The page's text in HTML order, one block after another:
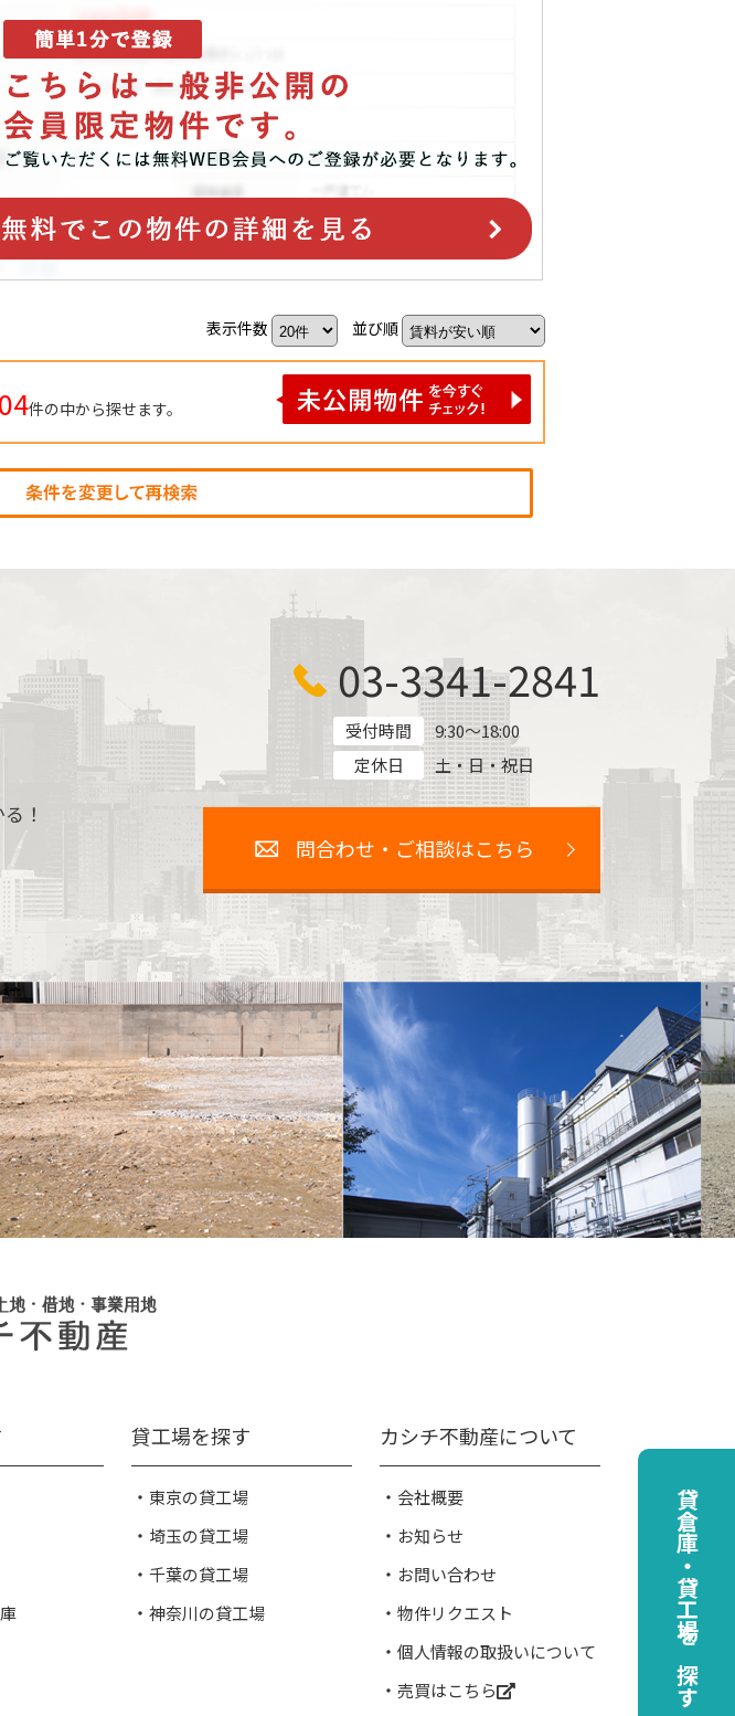
表示件数 並び順
件の中から探せます。
貸倉庫・貸工場を探す
！
03-3341-2841
受付時間
9:30～18:00
定休日
土・日・祝日
問合わせ・ご相談はこちら
貸工場を探す
東京の貸工場
埼玉の貸工場
千葉の貸工場
神奈川の貸工場
カシチ不動産について
会社概要
お知らせ
お問い合わせ
物件リクエスト
個人情報の取扱いについて
売買はこちら